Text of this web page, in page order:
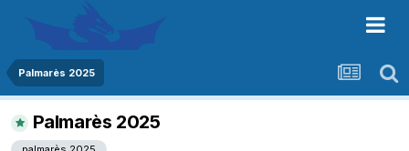
Palmarès 2025
Palmarès 2025